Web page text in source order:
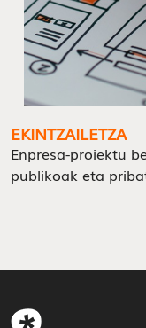
EKINTZAILETZA
Enpresa-proiektu
publikoak eta